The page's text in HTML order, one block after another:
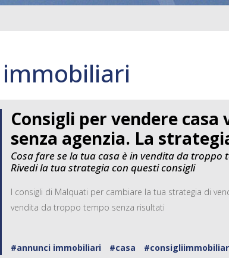
Consigli per vendere casa
senza agenzia. La
Cosa fare se la tua casa è in vendita da troppo
Rivedi la tua strategia con questi consigli
I consigli di Malquati per cambiare la tua strategia di
vendita da troppo tempo senza risultati
#annunci immobiliari
#casa